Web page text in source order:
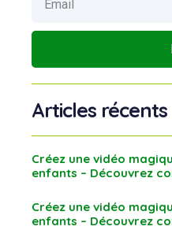
Articles récents
Créez une vidéo
enfants – Découvrez
Créez une vidéo
enfants – Découvrez